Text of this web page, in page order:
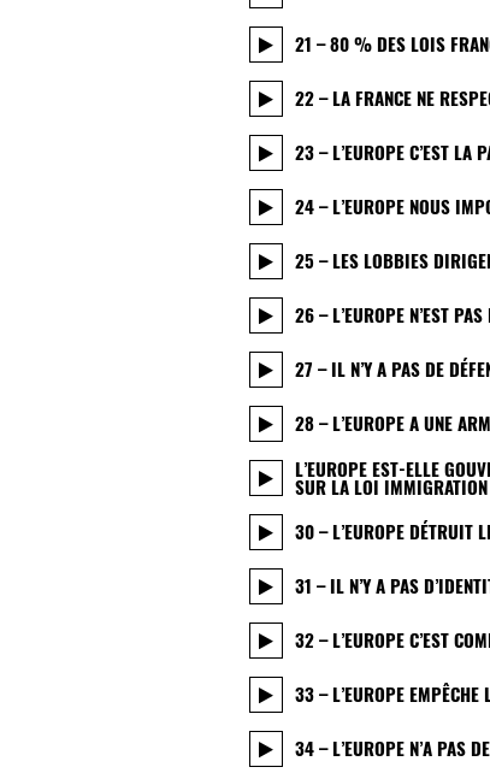
21 – 80 % DES LOIS
22 – LA FRANCE NE
23 – L’EUROPE C’EST LA
24 – L’EUROPE NOUS
25 – LES LOBBIES
26 – L’EUROPE N’EST
27 – IL N’Y A PAS DE
28 – L’EUROPE A UNE
L’EUROPE EST-ELLE
SUR LA LOI IMMIGRATION
30 – L’EUROPE DÉTRUIT
31 – IL N’Y A PAS
32 – L’EUROPE C’EST
33 – L’EUROPE EMPÊCHE
34 – L’EUROPE N’A PAS